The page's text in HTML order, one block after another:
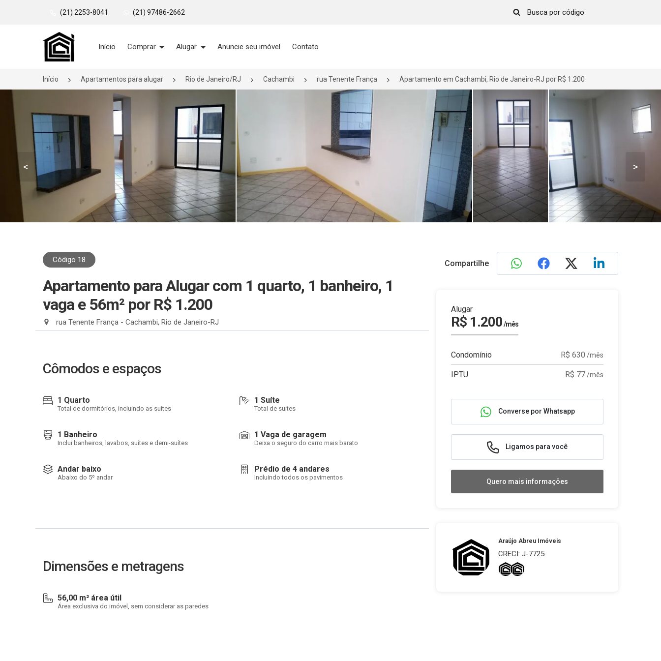
(21) 2253-8041 (21) 97486-2662
Página inicial
Início Comprar Alugar Anuncie seu imóvel Contato
Início Apartamentos para alugar Rio de Janeiro/RJ Cachambi rua Tenente França Apartamento em Cachambi, Rio de Janeiro-RJ por R$ 1.200
< >
Código 18
Apartamento para Alugar com 1 quarto, 1 banheiro, 1
vaga e 56m² por R$ 1.200
rua Tenente França - Cachambi, Rio de Janeiro-RJ
Cômodos e espaços
1 Quarto
Total de dormitórios, incluindo as suítes
1 Suíte
Total de suítes
1 Banheiro
Inclui banheiros, lavabos, suítes e demi-suítes
1 Vaga de garagem
Deixa o seguro do carro mais barato
Andar baixo
Abaixo do 5º andar
Prédio de 4 andares
Incluindo todos os pavimentos
Dimensões e metragens
56,00 m² área útil
Área exclusiva do imóvel, sem considerar as paredes
Compartilhe
Alugar
R$ 1.200/mês
Condomínio R$ 630 /mês
IPTU R$ 77/mês
Converse por Whatsapp
Ligamos para você
Quero mais informações
Araújo Abreu Imóveis
CRECI: J-7725